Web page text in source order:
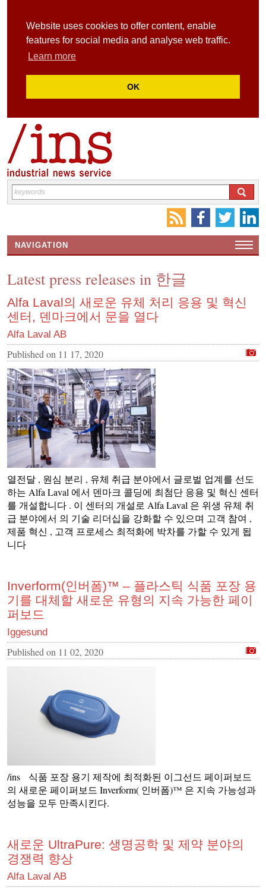
Website uses cookies to offer content, enable
features for social media and analyse web traffic.
Learn more
OK
NAVIGATION
CONTACT US
INS MAIN WEBSITE
ABOUT US
Latest press releases in 한글
Alfa Laval의 새로운 유체 처리 응용 및 혁신
센터, 덴마크에서 문을 열다
Alfa Laval AB
Published on 11 17, 2020
열전달 , 원심 분리 , 유체 취급 분야에서 글로벌 업계를 선도
하는 Alfa Laval 에서 덴마크 콜딩에 최첨단 응용 및 혁신 센터
를 개설합니다 . 이 센터의 개설로 Alfa Laval 은 위생 유체 취
급 분야에서 의 기술 리더십을 강화할 수 있으며 고객 참여 ,
제품 혁신 , 고객 프로세스 최적화에 박차를 가할 수 있게 됩
니다
Inverform(인버폼)™ – 플라스틱 식품 포장 용
기를 대체할 새로운 유형의 지속 가능한 페이
퍼보드
Iggesund
Published on 11 02, 2020
/ins 식품 포장 용기 제작에 최적화된 이그선드 페이퍼보드
의 새로운 페이퍼보드 Inverform( 인버폼)™ 은 지속 가능성과
성능을 모두 만족시킨다.
새로운 UltraPure: 생명공학 및 제약 분야의
경쟁력 향상
Alfa Laval AB